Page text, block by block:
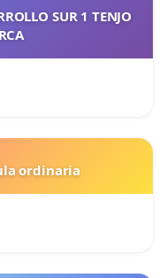
SUR 1 TENJO
ordinaria